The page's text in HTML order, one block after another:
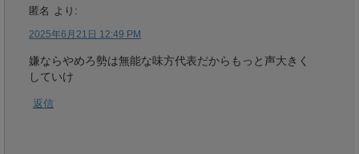
匿名 より:
2025年6月21日 12:49 PM
嫌ならやめろ勢は無能な味方代表だからもっと声大きく
していけ
返信